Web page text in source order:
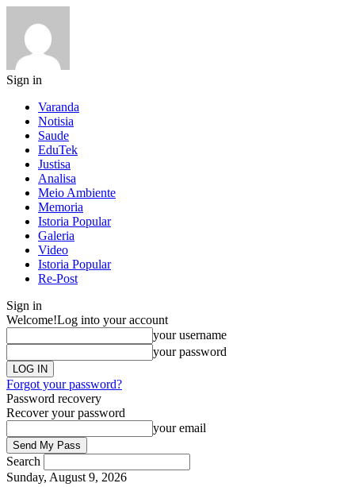
Sign in
Varanda
Notisia
Saude
EduTek
Justisa
Analisa
Meio Ambiente
Memoria
Istoria Popular
Galeria
Video
Istoria Popular
Re-Post
Sign in
Welcome!Log into your account
your username
your password
Forgot your password?
Password recovery
Recover your password
your email
Search
Sunday, August 9, 2026